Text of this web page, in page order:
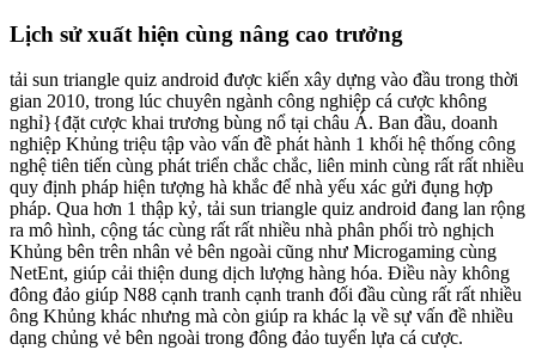
Lịch sử xuất hiện cùng nâng cao trưởng
tải sun triangle quiz android được kiến xây dựng vào đầu trong thời
gian 2010, trong lúc chuyên ngành công nghiệp cá cược không
nghỉ}{đặt cược khai trương bùng nổ tại châu Á. Ban đầu, doanh
nghiệp Khủng triệu tập vào vấn đề phát hành 1 khối hệ thống công
nghệ tiên tiến cùng phát triển chắc chắc, liên minh cùng rất rất nhiều
quy định pháp hiện tượng hà khắc để nhà yếu xác gửi đụng hợp
pháp. Qua hơn 1 thập kỷ, tải sun triangle quiz android đang lan rộng
ra mô hình, cộng tác cùng rất rất nhiều nhà phân phối trò nghịch
Khủng bên trên nhân vẻ bên ngoài cũng như Microgaming cùng
NetEnt, giúp cải thiện dung dịch lượng hàng hóa. Điều này không
đông đảo giúp N88 cạnh tranh cạnh tranh đối đầu cùng rất rất nhiều
ông Khủng khác nhưng mà còn giúp ra khác lạ về sự vấn đề nhiều
dạng chủng vẻ bên ngoài trong đông đảo tuyển lựa cá cược.